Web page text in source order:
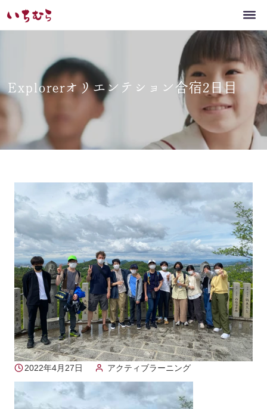
Explorerオリエンテション合宿2日目
2022年4月27日 アクティブラーニング